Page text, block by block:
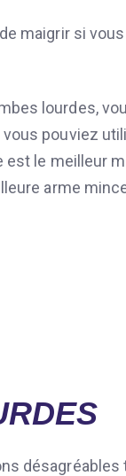
maigrir si
lourdes,
pouviez
le meilleur
arme